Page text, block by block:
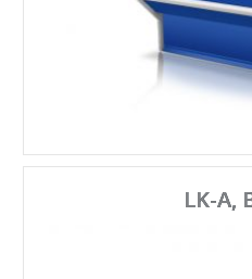
LK-A,